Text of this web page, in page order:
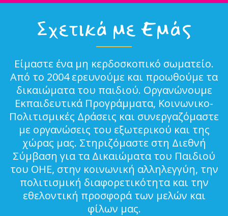
Σχετικά με Εμάς
Είμαστε ένα μη κερδοσκοπικό σωματείο.
Από το 2004 ερευνούμε και προωθούμε τα
δικαιώματα του παιδιού. Οργανώνουμε
Εκπαιδευτικά Προγράμματα, Κοινωνικο-
Πολιτισμικές Δράσεις και συνεργαζόμαστε
με οργανώσεις του εξωτερικού και της
χώρας μας. Στηριζόμαστε στη Διεθνή
Σύμβαση για τα Δικαιώματα του Παιδιού
του ΟΗΕ, στην κοινωνική αλληλεγγύη, την
πολιτισμική διαφορετικότητα και την
εθελοντική προσφορά των μελών και
φίλων μας.